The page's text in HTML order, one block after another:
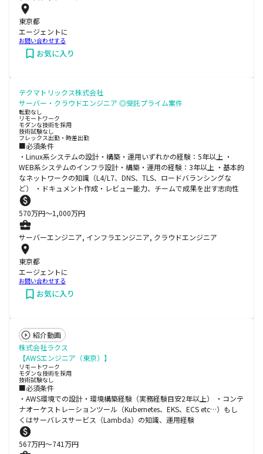
東京都
エージェントに
お問い合わせする
お気に入り
テクマトリックス株式会社
サーバー・クラウドエンジニア ◎受託プライム案件
転勤なし
リモートワーク
モダンな技術を採用
技術試験なし
フレックス出勤・時差出勤
■必須条件
・Linux系システムの設計・構築・運用いずれかの経験：5年以上 ・
WEB系システムのインフラ設計・構築・運用の経験：3年以上 ・基本的
なネットワークの知識（L4/L7、DNS、TLS、ロードバランシングな
ど） ・ドキュメント作成・レビュー能力、チームで成果を出す志向性
570万円〜1,000万円
サーバーエンジニア, インフラエンジニア, クラウドエンジニア
東京都
エージェントに
お問い合わせする
お気に入り
紹介動画
株式会社ラクス
【AWSエンジニア（東京）】
リモートワーク
モダンな技術を採用
技術試験なし
■必須条件
・AWS環境での設計・環境構築経験（実務経験目安2年以上） ・コンテ
ナオーケストレーションツール（Kubernetes、EKS、ECS etc…）もし
くはサーバレスサービス（Lambda）の知識、運用経験
567万円〜741万円